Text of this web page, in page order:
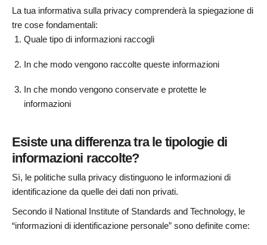
La tua informativa sulla privacy comprenderà la spiegazione di
tre cose fondamentali:
Quale tipo di informazioni raccogli
In che modo vengono raccolte queste informazioni
In che mondo vengono conservate e protette le
informazioni
Esiste una differenza tra le tipologie di
informazioni raccolte?
Sì, le politiche sulla privacy distinguono le informazioni di
identificazione da quelle dei dati non privati.
Secondo il National Institute of Standards and Technology, le
“informazioni di identificazione personale” sono definite come: